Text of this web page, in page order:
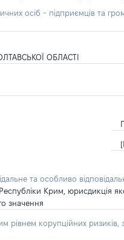
осіб - підприємців та
ОБЛАСТІ
та особливо
Крим, юрисдикція
значення
корупційних ризиків,